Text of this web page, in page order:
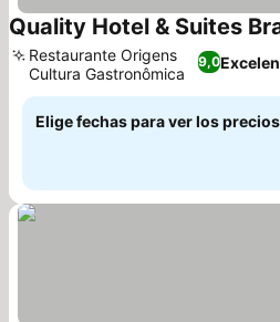
Quality Hotel & Suites
9,0
Restaurante Origens
Cultura Gastronômica
Elige fechas para ver los